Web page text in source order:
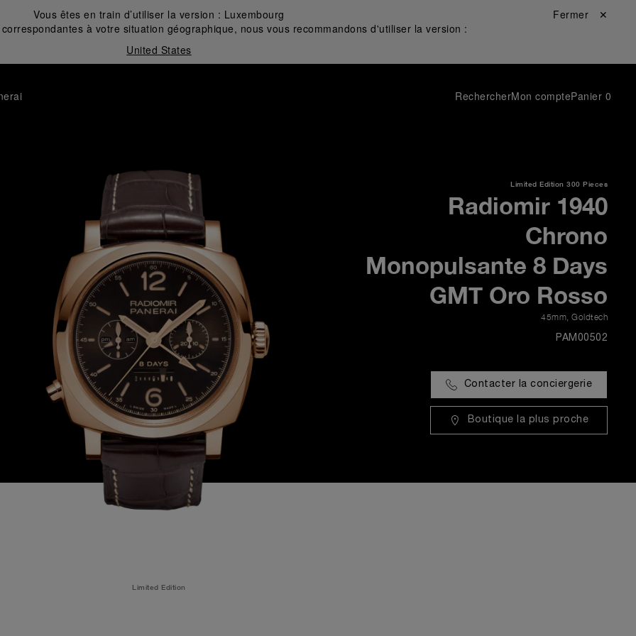
Vous êtes en train d’utiliser la version : Luxembourg
à votre situation géographique, nous vous recommandons d'utiliser la version :
United States
Fermer ✕
RechercherMon comptePanier 0
Limited Edition 300 Pieces
Radiomir 1940
Chrono
Monopulsante 8 Days
GMT Oro Rosso
45mm Goldtech
PAM00502
Contacter la conciergerie
Boutique la plus proche
Limited Edition